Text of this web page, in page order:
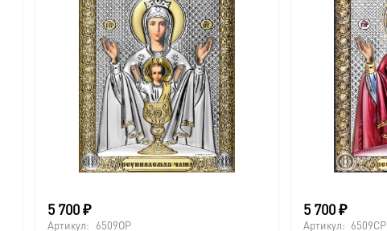
5 700₽
Артикул: 6509OP
5 700₽
Артикул: 6509CP